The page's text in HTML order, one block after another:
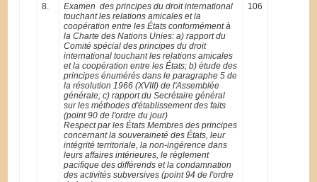
8.
Examen des principes du droit international
touchant les relations amicales et la
coopération entre les États conformément à
la Charte des Nations Unies: a) rapport du
Comité spécial des principes du droit
international touchant les relations amicales
et la coopération entre les États; b) étude des
principes énumérés dans le paragraphe 5 de
la résolution 1966 (XVIII) de l'Assemblée
générale; c) rapport du Secrétaire général
sur les méthodes d'établissement des faits
(point 90 de l'ordre du jour)
Respect par les États Membres des principes
concernant la souveraineté des États, leur
intégrité territoriale, la non-ingérence dans
leurs affaires intérieures, le règlement
pacifique des différends et la condamnation
des activités subversives (point 94 de l'ordre
106